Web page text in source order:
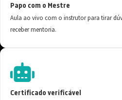
Papo com o Mestre
Aula ao vivo com o instrutor para tirar
receber mentoria.
Certificado verificável